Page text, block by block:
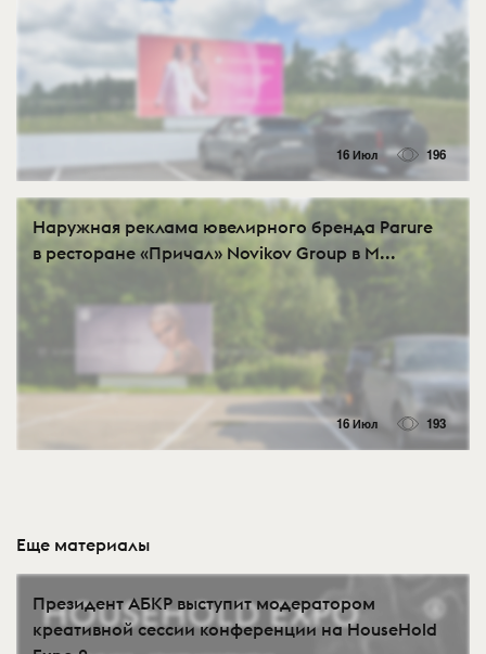
16 Июл 196
Наружная реклама ювелирного бренда Parure
в ресторане «Причал» Novikov Group в М...
16 Июл 193
Еще материалы
Президент АБКР выступит модератором
креативной сессии конференции на HouseHold